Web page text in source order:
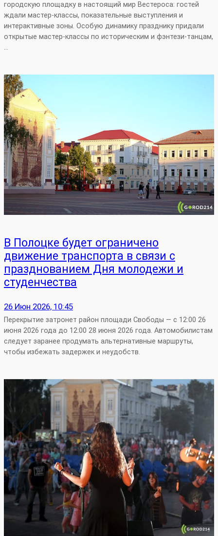
городскую площадку в настоящий мир Вестероса: гостей
ждали мастер‑классы, показательные выступления и
интерактивные зоны. Особую динамику празднику придали
открытые мастер‑классы по историческим и фэнтези‑танцам,
…
В Полоцке будет ограничено
движение транспорта в связи с
празднованием Дня молодежи и
студенчества
26 Июн 2026, 10:45
Перекрытие затронет район площади Свободы — с 12:00 26
июня 2026 года до 12:00 28 июня 2026 года. Автомобилистам
следует заранее продумать альтернативные маршруты,
чтобы избежать задержек и неудобств.